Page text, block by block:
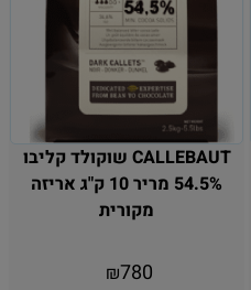
CALLEBAUT שוקולד קליבו
54.5% מריר 10 ק"ג אריזה
מקורית
₪780